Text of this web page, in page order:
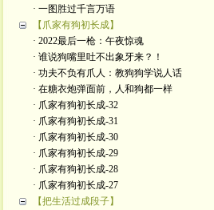
· 一图胜过千言万语
【爪家有狗初长成】
· 2022最后一枪：午夜惊魂
· 谁说狗嘴里吐不出象牙来？！
· 功夫不负有爪人：教狗狗学说人话
· 在糖衣炮弹面前，人和狗都一样
· 爪家有狗初长成-32
· 爪家有狗初长成-31
· 爪家有狗初长成-30
· 爪家有狗初长成-29
· 爪家有狗初长成-28
· 爪家有狗初长成-27
【把生活过成段子】